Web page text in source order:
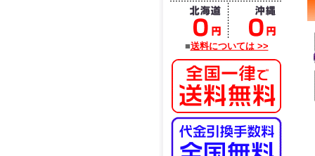
■送料については >>